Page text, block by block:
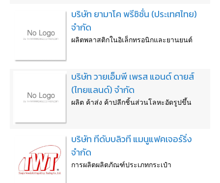
บริษัท ยามาโค พรีซิชั่น (ประเทศไทย)
จำกัด
ผลิตพลาสติกในอิเล็กทรอนิกและยานยนต์
บริษัท วายเอ็มพี เพรส แอนด์ ดายส์
(ไทยแลนด์) จำกัด
ผลิต ค้าส่ง ค้าปลีกชิ้นส่วนโลหะอัดรูปขึ้น
บริษัท ทีดับบลิวที แมนูแฟคเจอร์ริ่ง
จำกัด
การผลิตผลิตภัณฑ์ประเภทกระเป๋า